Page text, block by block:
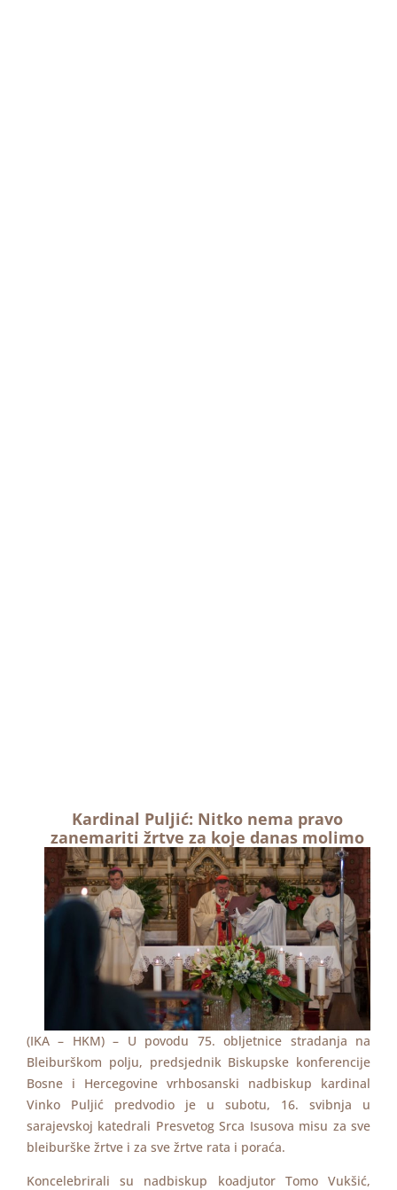
Kardinal Puljić: Nitko nema pravo
zanemariti žrtve za koje danas molimo
(IKA – HKM) – U povodu 75. obljetnice stradanja na
Bleiburškom polju, predsjednik Biskupske konferencije
Bosne i Hercegovine vrhbosanski nadbiskup kardinal
Vinko Puljić predvodio je u subotu, 16. svibnja u
sarajevskoj katedrali Presvetog Srca Isusova misu za sve
bleiburške žrtve i za sve žrtve rata i poraća.
Koncelebrirali su nadbiskup koadjutor Tomo Vukšić,